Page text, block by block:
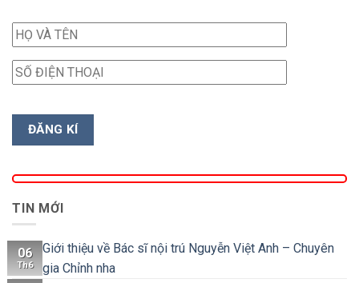
TIN MỚI
06
Th6
Giới thiệu về Bác sĩ nội trú Nguyễn Việt Anh – Chuyên
gia Chỉnh nha